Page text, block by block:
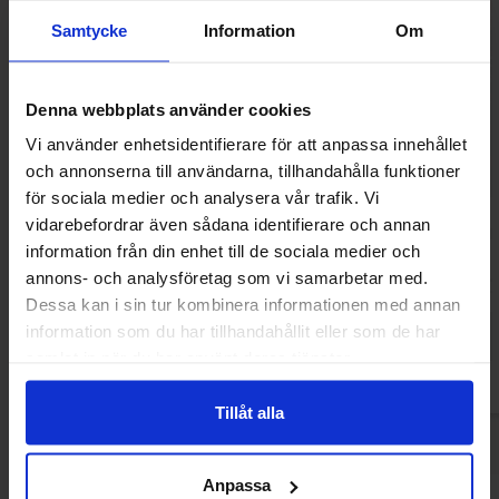
Samtycke Information Om
Denna webbplats använder cookies
Vi använder enhetsidentifierare för att anpassa innehållet
och annonserna till användarna, tillhandahålla funktioner
för sociala medier och analysera vår trafik. Vi
vidarebefordrar även sådana identifierare och annan
information från din enhet till de sociala medier och
annons- och analysföretag som vi samarbetar med.
Dessa kan i sin tur kombinera informationen med annan
information som du har tillhandahållit eller som de har
Tillåt alla
Anpassa
Nordthy Mini Frogs 90g
14.90 kr
Kjøp
Nordthy